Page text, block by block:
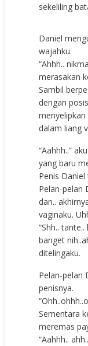
sekeliling
Daniel
wajahku.
“Ahhh..
merasakan
Sambil
dengan
dalam liang
“Aahhh..”
yang baru
Penis
Pelan-pelan
dan..
vaginaku.
“Shh..
banget
ditelingaku.
Pelan-pelan
penisnya.
Sementara
meremas
“Aahhh..